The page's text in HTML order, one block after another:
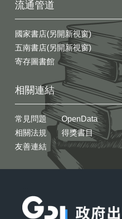
流通管道
國家書店(另開新視窗)
五南書店(另開新視窗)
寄存圖書館
相關連結
常見問題
相關法規
友善連結
OpenData
得獎書目